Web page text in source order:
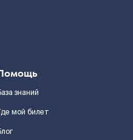
знаний
мой билет